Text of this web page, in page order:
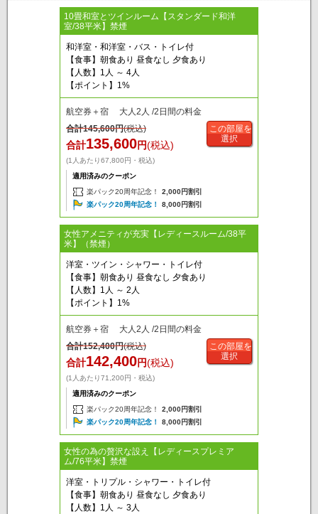
10畳和室とツインルーム【スタンダード和洋
室/38平米】禁煙
和洋室・和洋室・バス・トイレ付
【食事】朝食あり 昼食なし 夕食あり
【人数】1人 ～ 4人
【ポイント】1%
航空券＋宿 大人2人 /2日間の料金
合計145,600円(税込)
合計135,600円(税込)
(1人あたり67,800円・税込)
適用済みのクーポン
楽パック20周年記念！
2,000円割引
楽パック20周年記念！
8,000円割引
この部屋を
選択
女性アメニティが充実【レディースルーム/38平
米】（禁煙）
洋室・ツイン・シャワー・トイレ付
【食事】朝食あり 昼食なし 夕食あり
【人数】1人 ～ 2人
【ポイント】1%
航空券＋宿 大人2人 /2日間の料金
合計152,400円(税込)
合計142,400円(税込)
(1人あたり71,200円・税込)
適用済みのクーポン
楽パック20周年記念！
2,000円割引
楽パック20周年記念！
8,000円割引
この部屋を
選択
女性の為の贅沢な設え【レディースプレミア
ム/76平米】禁煙
洋室・トリプル・シャワー・トイレ付
【食事】朝食あり 昼食なし 夕食あり
【人数】1人 ～ 3人